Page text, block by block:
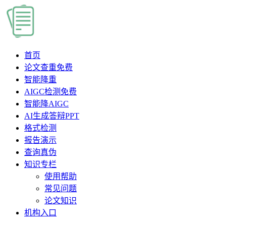
首页
论文查重免费
智能降重
AIGC检测 免费
智能降AIGC
AI生成答辩PPT
格式检测
报告演示
查询真伪
知识专栏
使用帮助
常见问题
论文知识
机构入口